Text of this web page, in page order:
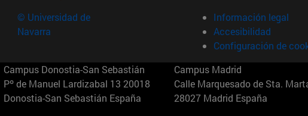
© Universidad de
Navarra
Información legal
Accesibilidad
Configuración de
Campus Donostia-San Sebastián
Pº de Manuel Lardizabal 13 20018
Donostia-San Sebastián España
Campus Madrid
Calle Marquesado de Sta.
28027 Madrid España